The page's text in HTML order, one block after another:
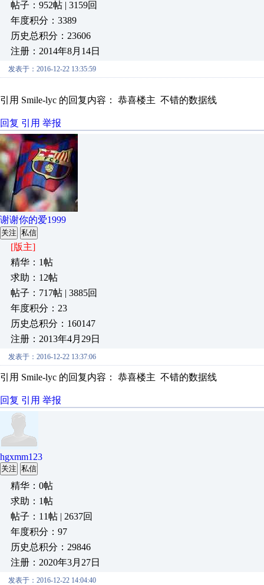
帖子：952帖 | 3159回
年度积分：3389
历史总积分：23606
注册：2014年8月14日
发表于：2016-12-22 13:35:59
引用 Smile-lyc 的回复内容： 恭喜楼主 不错的数据线
回复 引用 举报
谢谢你的爱1999
关注 私信
[版主]
精华：1帖
求助：12帖
帖子：717帖 | 3885回
年度积分：23
历史总积分：160147
注册：2013年4月29日
发表于：2016-12-22 13:37:06
引用 Smile-lyc 的回复内容： 恭喜楼主 不错的数据线
回复 引用 举报
hgxmm123
关注 私信
精华：0帖
求助：1帖
帖子：11帖 | 2637回
年度积分：97
历史总积分：29846
注册：2020年3月27日
发表于：2016-12-22 14:04:40